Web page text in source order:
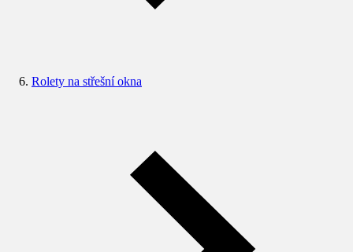
Rolety na střešní okna